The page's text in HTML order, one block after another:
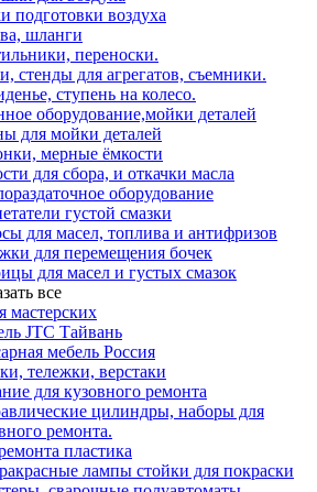
подготовки воздуха
шланги
переноски.
стенды для агрегатов, съемники.
ступень на колесо.
оборудование,мойки деталей
для мойки деталей
мерные ёмкости
для сбора, и откачки масла
оборудование
густой смазки
для масел, топлива и антифризов
для перемещения бочек
для масел и густых смазок
все
мастерских
JTC Тайвань
мебель Россия
тележки, верстаки
для кузовного ремонта
цилиндры, наборы для
ремонта.
пластика
лампы стойки для покраски